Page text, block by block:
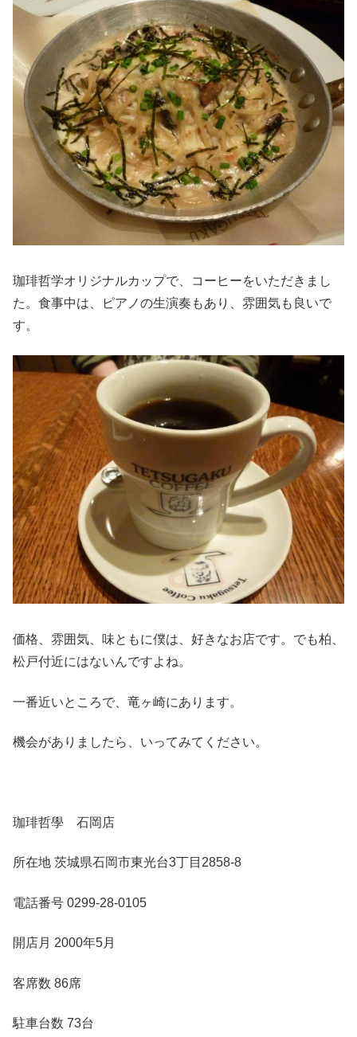
珈琲哲学オリジナルカップで、コーヒーをいただきまし
た。食事中は、ピアノの生演奏もあり、雰囲気も良いで
す。
価格、雰囲気、味ともに僕は、好きなお店です。でも柏、
松戸付近にはないんですよね。
一番近いところで、竜ヶ崎にあります。
機会がありましたら、いってみてください。
珈琲哲學 石岡店
所在地 茨城県石岡市東光台3丁目2858-8
電話番号 0299-28-0105
開店月 2000年5月
客席数 86席
駐車台数 73台